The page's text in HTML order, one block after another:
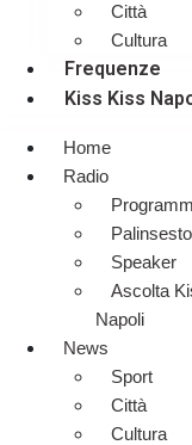
Città
Cultura
Frequenze
Kiss Kiss
Home
Radio
Palinsesto
Speaker
Ascolta
Napoli
News
Sport
Città
Cultura